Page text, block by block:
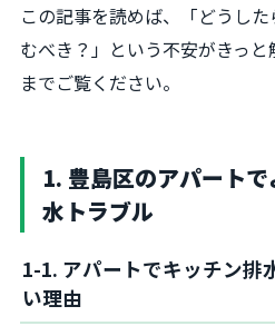
この記事を読めば、「どうし
むべき？」という不安がきっ
までご覧ください。
1. 豊島区のアパート
水トラブル
1-1. アパートでキッチン排
い理由